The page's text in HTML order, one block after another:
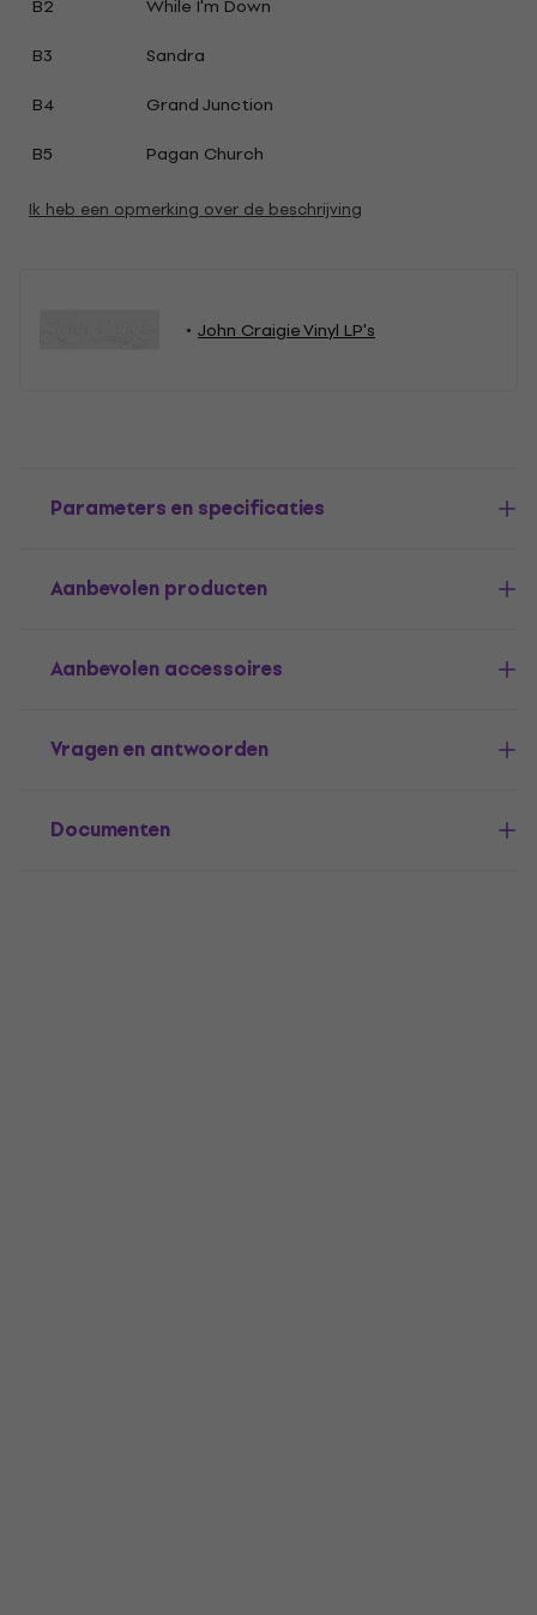
B2
While I'm Down
B3
Sandra
B4
Grand Junction
B5
Pagan Church
Ik heb een opmerking over de beschrijving
John Craigie Vinyl LP's
Parameters en specificaties
Aanbevolen producten
Aanbevolen accessoires
Vragen en antwoorden
Documenten